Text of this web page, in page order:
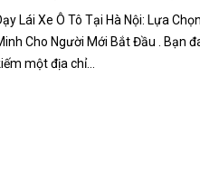
Lái Xe Ô Tô Tại Hà Nội: Lựa
Cho Người Mới Bắt Đầu . Bạn
một địa chỉ...